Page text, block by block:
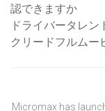
認できますか
ドライバータレ
クリードフルムー
Micromax has